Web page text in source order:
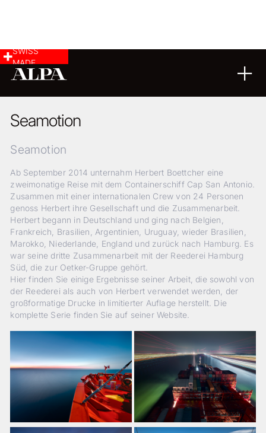
SWISS
MADE
Seamotion
Seamotion
Ab September 2014 unternahm Herbert Boettcher eine
zweimonatige Reise mit dem Containerschiff Cap San Antonio.
Zusammen mit einer internationalen Crew von 24 Personen
genoss Herbert ihre Gesellschaft und die Zusammenarbeit.
Herbert begann in Deutschland und ging nach Belgien,
Frankreich, Brasilien, Argentinien, Uruguay, wieder Brasilien,
Marokko, Niederlande, England und zurück nach Hamburg. Es
war seine dritte Zusammenarbeit mit der Reederei Hamburg
Süd, die zur Oetker-Gruppe gehört.
Hier finden Sie einige Ergebnisse seiner Arbeit, die sowohl von
der Reederei als auch von Herbert verwendet werden, der
großformatige Drucke in limitierter Auflage herstellt. Die
komplette Serie finden Sie auf seiner Website.